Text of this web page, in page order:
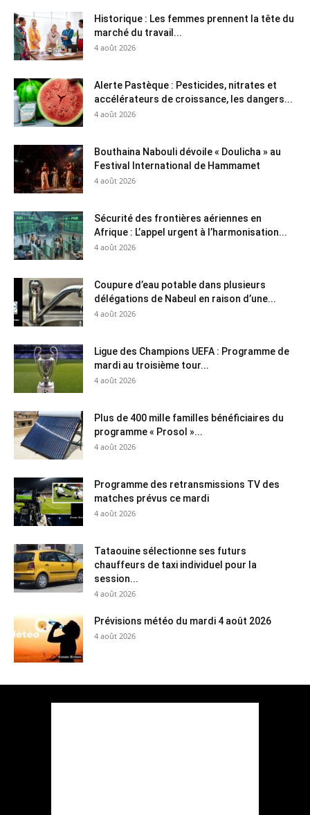
Historique : Les femmes prennent la tête du
marché du travail...
4 août 2026
Alerte Pastèque : Pesticides, nitrates et
accélérateurs de croissance, les dangers...
4 août 2026
Bouthaina Nabouli dévoile « Doulicha » au
Festival International de Hammamet
4 août 2026
Sécurité des frontières aériennes en
Afrique : L’appel urgent à l’harmonisation...
4 août 2026
Coupure d’eau potable dans plusieurs
délégations de Nabeul en raison d’une...
4 août 2026
Ligue des Champions UEFA : Programme de
mardi au troisième tour...
4 août 2026
Plus de 400 mille familles bénéficiaires du
programme « Prosol »...
4 août 2026
Programme des retransmissions TV des
matches prévus ce mardi
4 août 2026
Tataouine sélectionne ses futurs
chauffeurs de taxi individuel pour la
session...
4 août 2026
Prévisions météo du mardi 4 août 2026
4 août 2026